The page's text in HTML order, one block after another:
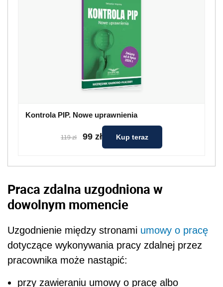
Kontrola PIP. Nowe uprawnienia
119 zł 99 zł Kup teraz
Praca zdalna uzgodniona w
dowolnym momencie
Uzgodnienie między stronami umowy o pracę
dotyczące wykonywania pracy zdalnej przez
pracownika może nastąpić:
przy zawieraniu umowy o pracę albo